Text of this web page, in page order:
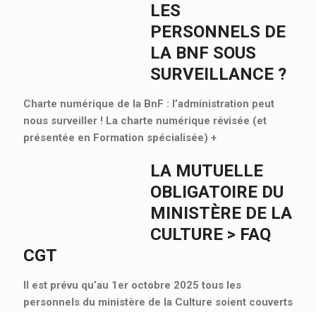
LES
PERSONNELS DE
LA BNF SOUS
SURVEILLANCE ?
Charte numérique de la BnF : l’administration peut
nous surveiller ! La charte numérique révisée (et
présentée en Formation spécialisée) +
LA MUTUELLE
OBLIGATOIRE DU
MINISTÈRE DE LA
CULTURE > FAQ
CGT
Il est prévu qu’au 1er octobre 2025 tous les
personnels du ministère de la Culture soient couverts